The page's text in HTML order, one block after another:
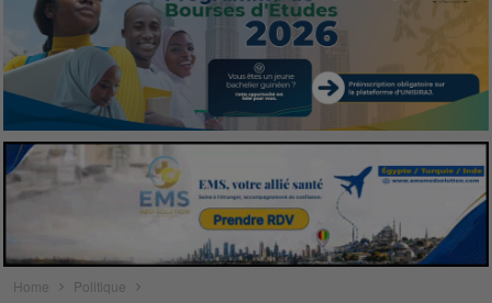
Home Politique